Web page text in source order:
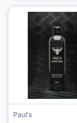
Paul's